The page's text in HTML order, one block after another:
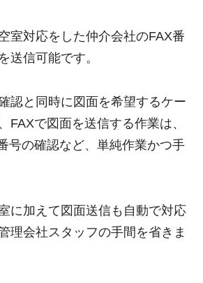
室対応をした仲介会社のFAX番
送信可能です。
認と同時に図面を希望するケー
FAXで図面を送信する作業は、
号の確認など、単純作業かつ手
に加えて図面送信も自動で対応
理会社スタッフの手間を省きま